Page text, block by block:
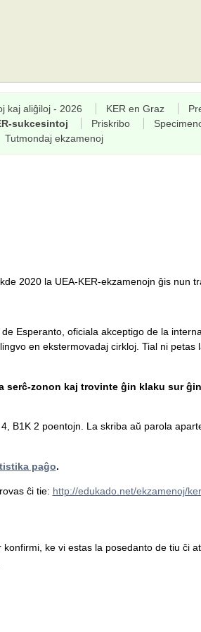
kaj aliĝiloj - 2026 KER en Graz
sukcesintoj Priskribo
Tutmondaj ekzamenoj
2020 la UEA-KER-ekzamenojn ĝis nun
Esperanto, oficiala akceptigo de la
en ekstermovadaj cirkloj. Tial ni
zonon kaj trovinte ĝin klaku sur
B1K 2 poentojn. La skriba aŭ parola
paĝo.
ĉi tie: http://edukado.net/ekzamenoj/ker
ke vi estas la posedanto de tiu ĉi